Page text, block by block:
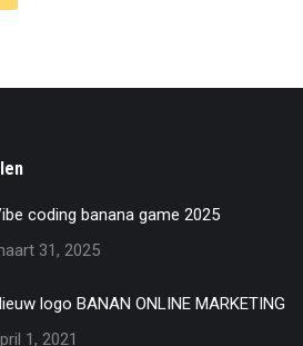
coding banana game 2025
31, 2025
logo BANAN ONLINE MARKETING
1, 2021